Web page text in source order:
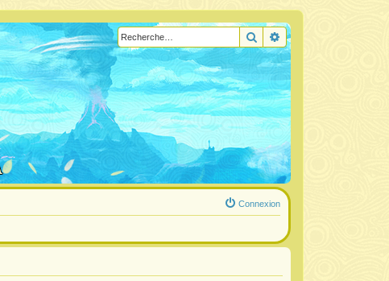
RechercherRecherche avancée
Connexion